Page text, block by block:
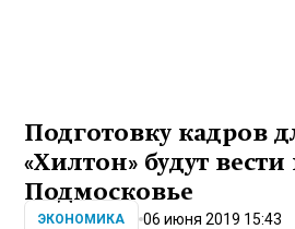
Подготовку кадров
«Хилтон» будут вести
Подмосковье
ЭКОНОМИКА 06 июня 2019 15:43